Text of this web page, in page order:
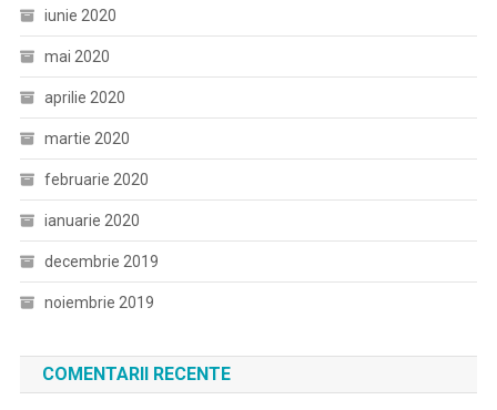
iunie 2020
mai 2020
aprilie 2020
martie 2020
februarie 2020
ianuarie 2020
decembrie 2019
noiembrie 2019
COMENTARII RECENTE